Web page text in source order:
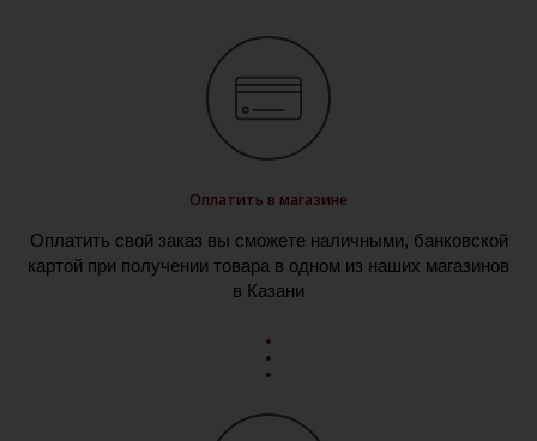
Оплатить в магазине
Оплатить свой заказ вы сможете наличными, банковской
картой при получении товара в одном из наших магазинов
в Казани